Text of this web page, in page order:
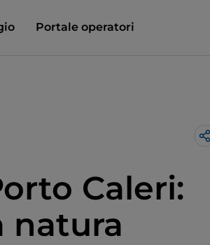
Portale operatori
Caleri:
natura